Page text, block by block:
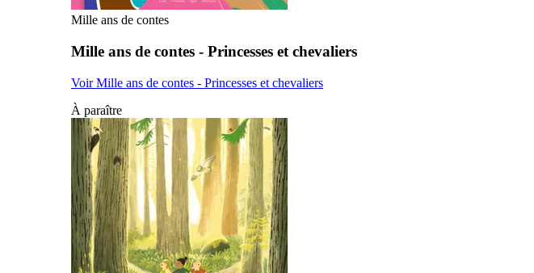
Mille ans de contes
Mille ans de contes - Princesses et chevaliers
Voir Mille ans de contes - Princesses et chevaliers
À paraître